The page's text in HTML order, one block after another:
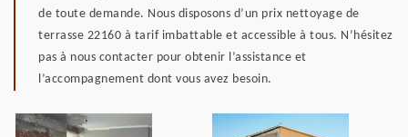
de toute demande. Nous disposons d’un prix nettoyage de
terrasse 22160 à tarif imbattable et accessible à tous. N’hésitez
pas à nous contacter pour obtenir l’assistance et
l’accompagnement dont vous avez besoin.